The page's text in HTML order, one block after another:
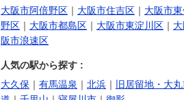
大阪市阿倍野区 ｜ 大阪市住吉区 ｜ 大阪市
野区 ｜ 大阪市都島区 ｜ 大阪市東淀川区 ｜
阪市浪速区
人気の駅から探す :
大久保 ｜ 有馬温泉 ｜ 北浜 ｜ 旧居留地・大